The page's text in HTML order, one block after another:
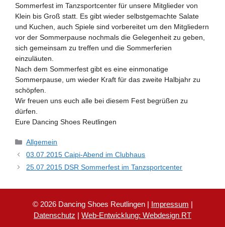
Sommerfest im Tanzsportcenter für unsere Mitglieder von
Klein bis Groß statt. Es gibt wieder selbstgemachte Salate
und Kuchen, auch Spiele sind vorbereitet um den Mitgliedern
vor der Sommerpause nochmals die Gelegenheit zu geben,
sich gemeinsam zu treffen und die Sommerferien
einzuläuten.
Nach dem Sommerfest gibt es eine einmonatige
Sommerpause, um wieder Kraft für das zweite Halbjahr zu
schöpfen.
Wir freuen uns euch alle bei diesem Fest begrüßen zu
dürfen.
Eure Dancing Shoes Reutlingen
Kategorien
Allgemein
03.07.2015 Caipi-Abend im Clubhaus
25.07.2015 DSR Sommerfest im Tanzsportcenter
© 2026 Dancing Shoes Reutlingen | Impressum |
Datenschutz | Web-Entwicklung: Webdesign RT